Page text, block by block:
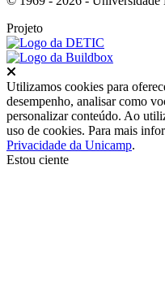
Projeto
Utilizamos cookies para
desempenho, analisar como
personalizar conteúdo. Ao
uso de cookies. Para mais
Privacidade da Unicamp.
Estou ciente